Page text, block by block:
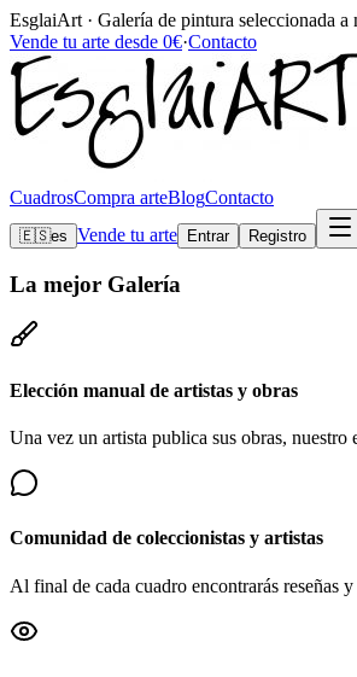
EsglaiArt · Galería de pintura seleccionada a
Vende tu arte desde 0€·Contacto
CuadrosCompra arteBlogContacto
🇪🇸es Vende tu arte Entrar Registro
La mejor Galería
Elección manual de artistas y obras
Una vez un artista publica sus obras,
Comunidad de coleccionistas y artistas
Al final de cada cuadro encontrarás reseñas